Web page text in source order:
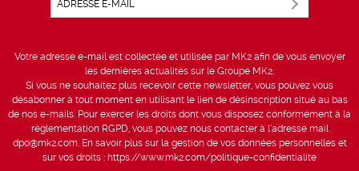
Votre adresse e-mail est collectée et utilisée par MK2 afin de vous envoyer
les dernières actualités sur le Groupe MK2.
Si vous ne souhaitez plus recevoir cette newsletter, vous pouvez vous
désabonner à tout moment en utilisant le lien de désinscription situé au bas
de nos e-mails. Pour exercer les droits dont vous disposez conformément à la
réglementation RGPD, vous pouvez nous contacter à l’adresse mail
dpo@mk2.com. En savoir plus sur la gestion de vos données personnelles et
sur vos droits : https://www.mk2.com/politique-confidentialite